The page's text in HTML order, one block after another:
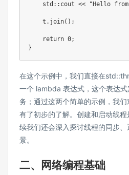
std::cout << "Hello from
t.join();
return 0;
}
在这个示例中，我们直接在
一个 lambda 表达式，这个表达
务；通过这两个简单的示例，我
有了初步的了解。创建和启动线
续我们还会深入探讨线程的同步
景。
二、 网络编程基础